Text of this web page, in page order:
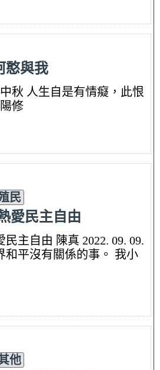
憨與我
中秋 人生自是有情癡，此恨
修
民
愛民主自由
主自由 陳真 2022. 09. 09.
和平沒有關係的事。 我小
他